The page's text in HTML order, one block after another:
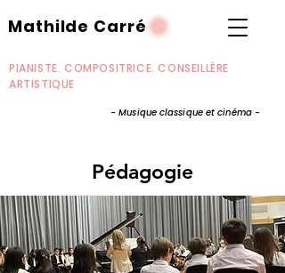
PIANISTE. COMPOSITRICE. CONSEILLÈRE
ARTISTIQUE
Mathilde Carré
- Musique classique et cinéma -
Pédagogie